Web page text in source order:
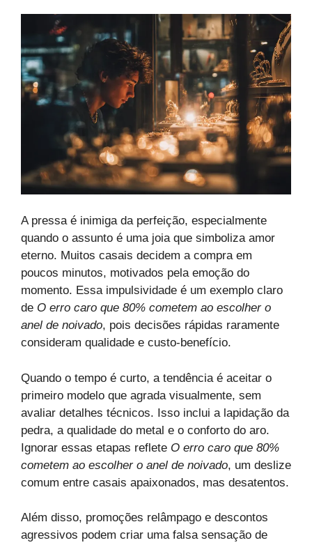
A pressa é inimiga da perfeição, especialmente
quando o assunto é uma joia que simboliza amor
eterno. Muitos casais decidem a compra em
poucos minutos, motivados pela emoção do
momento. Essa impulsividade é um exemplo claro
de O erro caro que 80% cometem ao escolher o
anel de noivado, pois decisões rápidas raramente
consideram qualidade e custo-benefício.
Quando o tempo é curto, a tendência é aceitar o
primeiro modelo que agrada visualmente, sem
avaliar detalhes técnicos. Isso inclui a lapidação da
pedra, a qualidade do metal e o conforto do aro.
Ignorar essas etapas reflete O erro caro que 80%
cometem ao escolher o anel de noivado, um deslize
comum entre casais apaixonados, mas desatentos.
Além disso, promoções relâmpago e descontos
agressivos podem criar uma falsa sensação de